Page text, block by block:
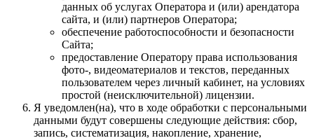
данных об услугах Оператора и (или) арендатора
сайта, и (или) партнеров Оператора;
обеспечение работоспособности и безопасности
Сайта;
предоставление Оператору права использования
фото-, видеоматериалов и текстов, переданных
пользователем через личный кабинет, на условиях
простой (неисключительной) лицензии.
Я уведомлен(на), что в ходе обработки с персональными
данными будут совершены следующие действия: сбор,
запись, систематизация, накопление, хранение,